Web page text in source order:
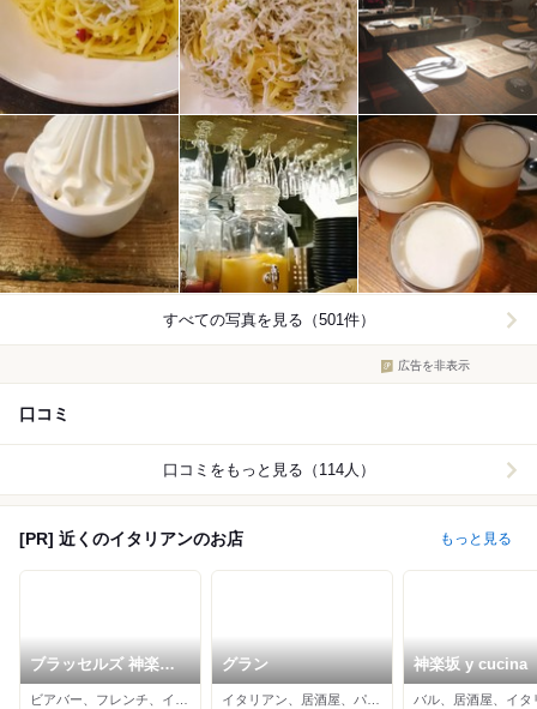
すべての写真を見る（501件）
広告を非表示
口コミ
口コミをもっと見る（114人）
[PR] 近くのイタリアンのお店 もっと見る
ブラッセルズ 神楽坂
店
グラン 神楽坂 y cucina
バル、居酒屋、イタ